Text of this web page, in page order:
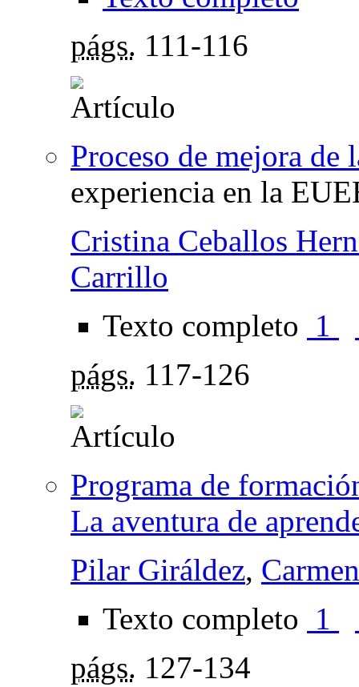
págs. 111-116
Proceso de mejora de
experiencia en la
Cristina Ceballos
Carrillo
Texto completo 1
págs. 117-126
Programa de
La aventura de
Pilar Giráldez,
Texto completo 1
págs. 127-134